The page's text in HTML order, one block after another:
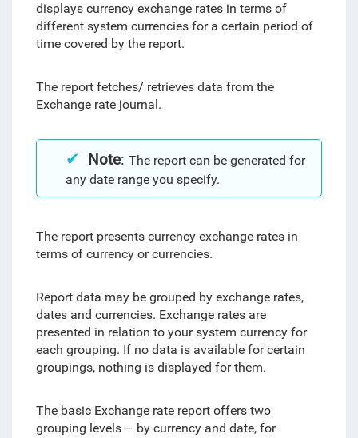
displays currency exchange rates in terms of
different system currencies for a certain period of
time covered by the report.
The report fetches/ retrieves data from the
Exchange rate journal.
Note: The report can be generated for
any date range you specify.
The report presents currency exchange rates in
terms of currency or currencies.
Report data may be grouped by exchange rates,
dates and currencies. Exchange rates are
presented in relation to your system currency for
each grouping. If no data is available for certain
groupings, nothing is displayed for them.
The basic Exchange rate report offers two
grouping levels – by currency and date, for